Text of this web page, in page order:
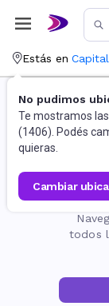
Estás en
No pudimos
Te mostramos
(1406). Podés
quieras.
cambiar
todos